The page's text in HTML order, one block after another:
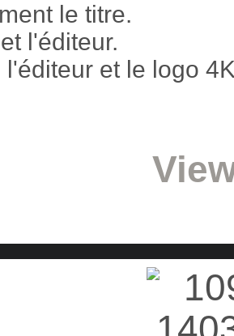
le titre.
l'éditeur.
l'éditeur et le logo